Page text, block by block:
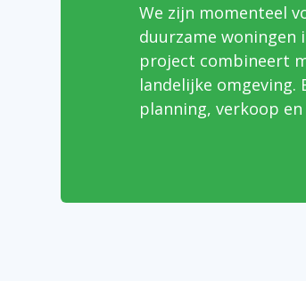
We zijn momenteel
duurzame woningen
project combineert
landelijke
planning, verkoop